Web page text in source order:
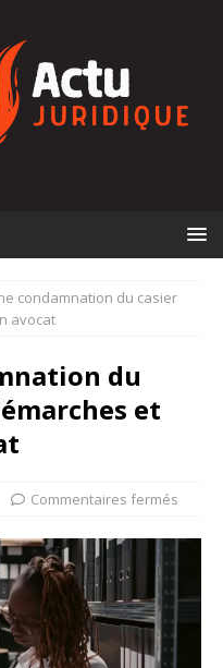
condamnation du casier
avocat
du
et
Commentaires fermés